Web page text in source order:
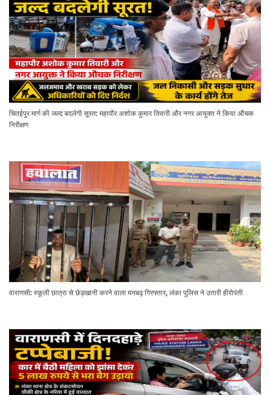
चितईपुर मार्ग की जल्द बदलेगी सूरत: महापौर अशोक कुमार तिवारी और नगर आयुक्त ने किया औचक
निरीक्षण
वाराणसी: स्कूली छात्रा से छेड़खानी करने वाला मनबढ़ गिरफ्तार, लंका पुलिस ने उतारी हीरोपंती